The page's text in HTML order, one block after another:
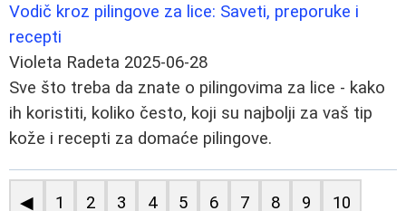
Vodič kroz pilingove za lice: Saveti, preporuke i
recepti
Violeta Radeta 2025-06-28
Sve što treba da znate o pilingovima za lice - kako
ih koristiti, koliko često, koji su najbolji za vaš tip
kože i recepti za domaće pilingove.
◀ 1 2 3 4 5 6 7 8 9 10